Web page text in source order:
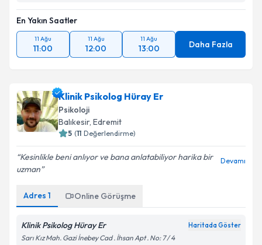
En Yakın Saatler
11 Ağu
11:00
11 Ağu
12:00
11 Ağu
13:00 Daha Fazla
Klinik Psikolog Hüray Er
Psikoloji
Balıkesir, Edremit
5 (11 Değerlendirme)
Kesinlikle beni anlıyor ve bana anlatabiliyor harika bir
uzman
Devamı
Adres 1 Online Görüşme
Klinik Psikolog Hüray Er Haritada Göster
Sarı Kız Mah. Gazi İnebey Cad . İhsan Apt . No: 7 / 4